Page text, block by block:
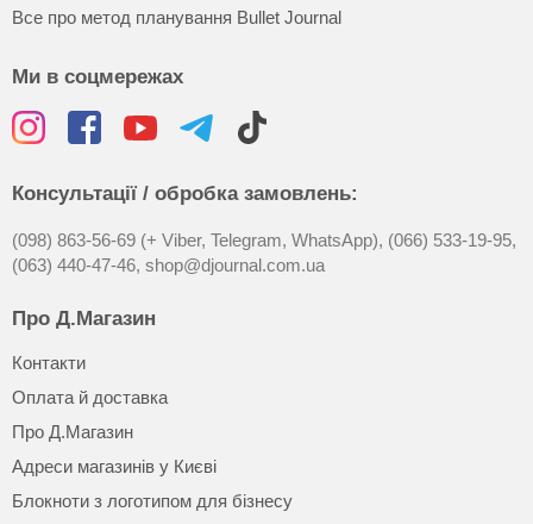
Все про метод планування Bullet Journal
Ми в соцмережах
Консультації / обробка замовлень:
(098) 863-56-69 (+ Viber, Telegram, WhatsApp), (066) 533-19-95,
(063) 440-47-46, shop@djournal.com.ua
Про Д.Магазин
Контакти
Оплата й доставка
Про Д.Магазин
Адреси магазинів у Києві
Блокноти з логотипом для бізнесу